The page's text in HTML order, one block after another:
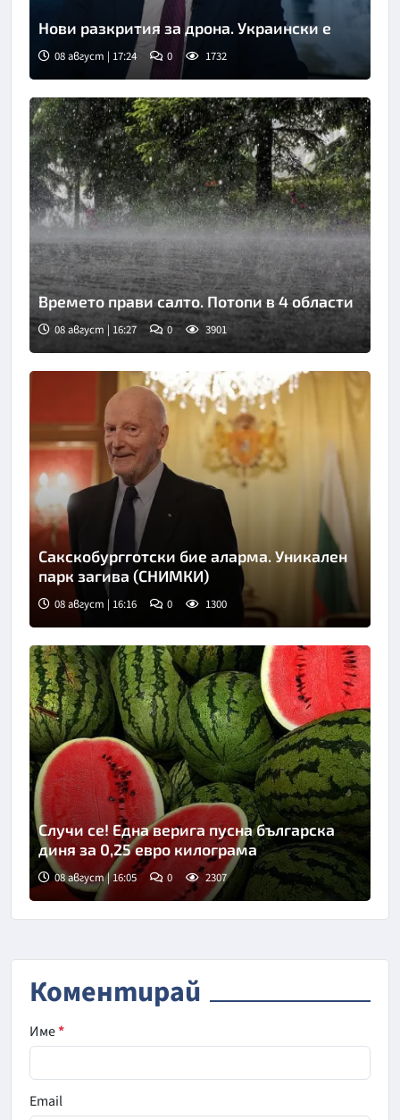
Нови разкрития за дрона. Украински е
08 август | 17:24 0 1732
Времето прави салто. Потопи в 4 области
08 август | 16:27 0 3901
Сакскобургготски бие аларма. Уникален
парк загива (СНИМКИ)
08 август | 16:16 0 1300
Случи се! Една верига пусна българска
диня за 0,25 евро килограма
08 август | 16:05 0 2307
Коментирай
Име*
Email